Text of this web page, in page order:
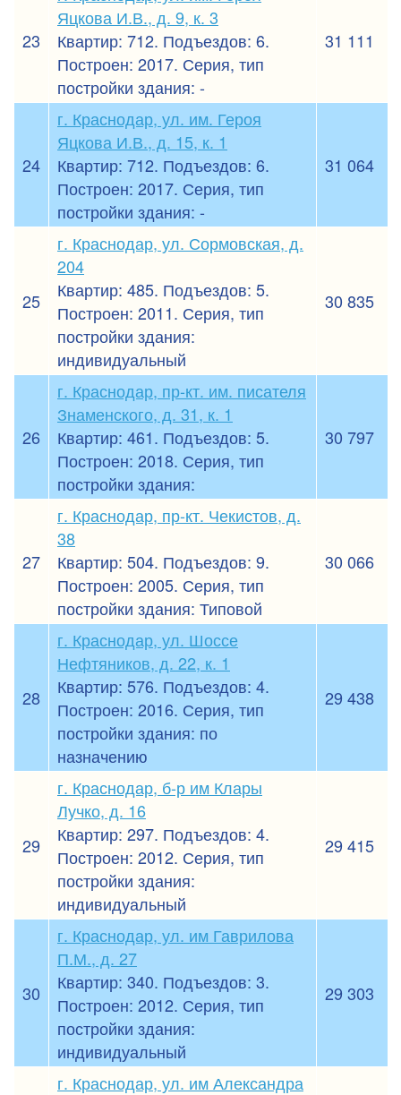
23
Яцкова И.В., д. 9, к. 3
Квартир: 712. Подъездов: 6.
Построен: 2017. Серия, тип
постройки здания: -
31 111
24
г. Краснодар, ул. им. Героя
Яцкова И.В., д. 15, к. 1
Квартир: 712. Подъездов: 6.
Построен: 2017. Серия, тип
постройки здания: -
31 064
25
г. Краснодар, ул. Сормовская, д.
204
Квартир: 485. Подъездов: 5.
Построен: 2011. Серия, тип
постройки здания:
индивидуальный
30 835
26
г. Краснодар, пр-кт. им. писателя
Знаменского, д. 31, к. 1
Квартир: 461. Подъездов: 5.
Построен: 2018. Серия, тип
постройки здания:
30 797
27
г. Краснодар, пр-кт. Чекистов, д.
38
Квартир: 504. Подъездов: 9.
Построен: 2005. Серия, тип
постройки здания: Типовой
30 066
28
г. Краснодар, ул. Шоссе
Нефтяников, д. 22, к. 1
Квартир: 576. Подъездов: 4.
Построен: 2016. Серия, тип
постройки здания: по
назначению
29 438
29
г. Краснодар, б-р им Клары
Лучко, д. 16
Квартир: 297. Подъездов: 4.
Построен: 2012. Серия, тип
постройки здания:
индивидуальный
29 415
30
г. Краснодар, ул. им Гаврилова
П.М., д. 27
Квартир: 340. Подъездов: 3.
Построен: 2012. Серия, тип
постройки здания:
индивидуальный
29 303
г. Краснодар, ул. им Александра